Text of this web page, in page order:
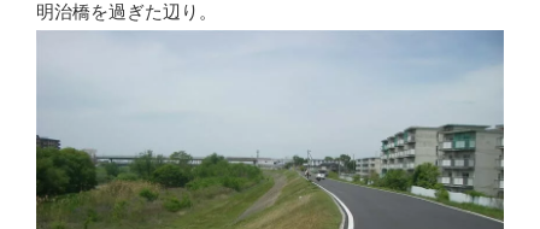
明治橋を過ぎた辺り。